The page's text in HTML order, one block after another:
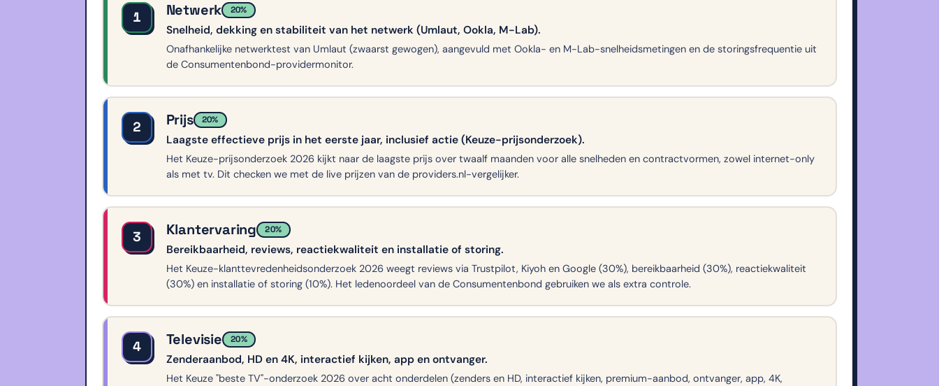
1 Netwerk 20%
Snelheid, dekking en stabiliteit van het netwerk (Umlaut, Ookla, M-Lab).
Onafhankelijke netwerktest van Umlaut (zwaarst gewogen), aangevuld met Ookla- en M-Lab-snelheidsmetingen en de storingsfrequentie uit
de Consumentenbond-providermonitor.
2 Prijs 20%
Laagste effectieve prijs in het eerste jaar, inclusief actie (Keuze-prijsonderzoek).
Het Keuze-prijsonderzoek 2026 kijkt naar de laagste prijs over twaalf maanden voor alle snelheden en contractvormen, zowel internet-only
als met tv. Dit checken we met de live prijzen van de providers.nl-vergelijker.
3 Klantervaring 20%
Bereikbaarheid, reviews, reactiekwaliteit en installatie of storing.
Het Keuze-klanttevredenheidsonderzoek 2026 weegt reviews via Trustpilot, Kiyoh en Google (30%), bereikbaarheid (30%), reactiekwaliteit
(30%) en installatie of storing (10%). Het ledenoordeel van de Consumentenbond gebruiken we als extra controle.
4 Televisie 20%
Zenderaanbod, HD en 4K, interactief kijken, app en ontvanger.
Het Keuze "beste TV"-onderzoek 2026 over acht onderdelen (zenders en HD, interactief kijken, premium-aanbod, ontvanger, app, 4K,